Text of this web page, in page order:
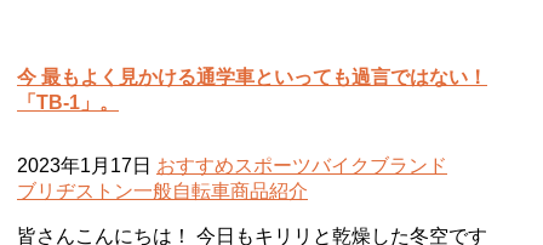
今 最もよく見かける通学車といっても過言ではない！
「TB-1」。
2023年1月17日 おすすめスポーツバイク ブランド
ブリヂストン一般自転車商品紹介
皆さんこんにちは！ 今日もキリリと乾燥した冬空です